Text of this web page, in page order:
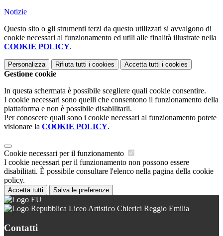
Notizie
Questo sito o gli strumenti terzi da questo utilizzati si avvalgono di
cookie necessari al funzionamento ed utili alle finalità illustrate nella
COOKIE POLICY.
Personalizza Rifiuta tutti i cookies Accetta tutti i cookies
Gestione cookie
In questa schermata è possibile scegliere quali cookie consentire.
I cookie necessari sono quelli che consentono il funzionamento della
piattaforma e non è possibile disabilitarli.
Per conoscere quali sono i cookie necessari al funzionamento potete
visionare la COOKIE POLICY.
Cookie necessari per il funzionamento
I cookie necessari per il funzionamento non possono essere
disabilitati. È possibile consultare l'elenco nella pagina della cookie
policy.
Accetta tutti Salva le preferenze
Liceo Artistico Chierici Reggio Emilia
Contatti